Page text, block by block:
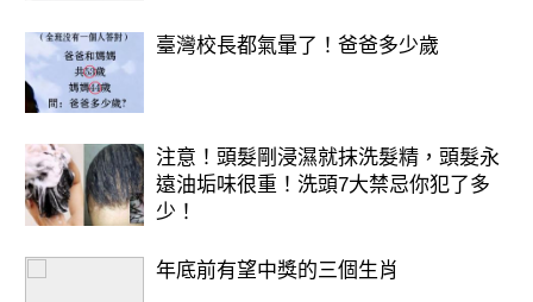
臺灣校長都氣暈了！爸爸多少歲
注意！頭髮剛浸濕就抹洗髮精，頭髮永
遠油垢味很重！洗頭7大禁忌你犯了多
少！
年底前有望中獎的三個生肖